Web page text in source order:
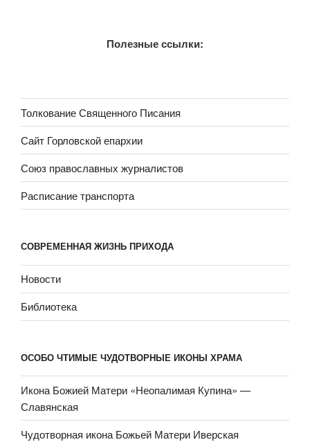
Полезные ссылки:
Толкование Священного Писания
Сайт Горловской епархии
Союз православных журналистов
Расписание транспорта
СОВРЕМЕННАЯ ЖИЗНЬ ПРИХОДА
Новости
Библиотека
ОСОБО ЧТИМЫЕ ЧУДОТВОРНЫЕ ИКОНЫ ХРАМА
Икона Божией Матери «Неопали­мая Купина» —
Славянская
Чудотворная икона Божьей Матери Иверская